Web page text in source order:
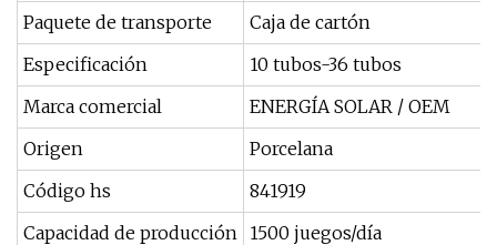
Paquete de transporte
Caja de cartón
Especificación
10 tubos-36 tubos
Marca comercial
ENERGÍA SOLAR / OEM
Origen
Porcelana
Código hs
841919
Capacidad de producción 1500 juegos/día